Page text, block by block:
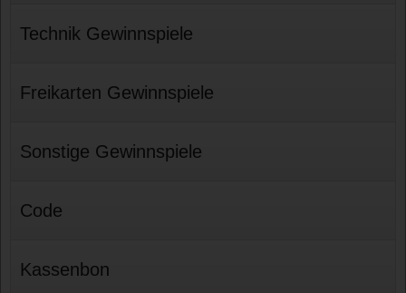
Technik Gewinnspiele
Freikarten Gewinnspiele
Sonstige Gewinnspiele
Code
Kassenbon